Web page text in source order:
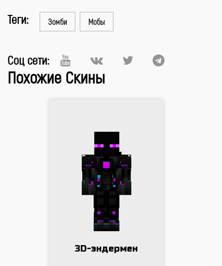
Теги: Зомби Мобы
Соц сети:
Похожие Скины
3D-эндермен